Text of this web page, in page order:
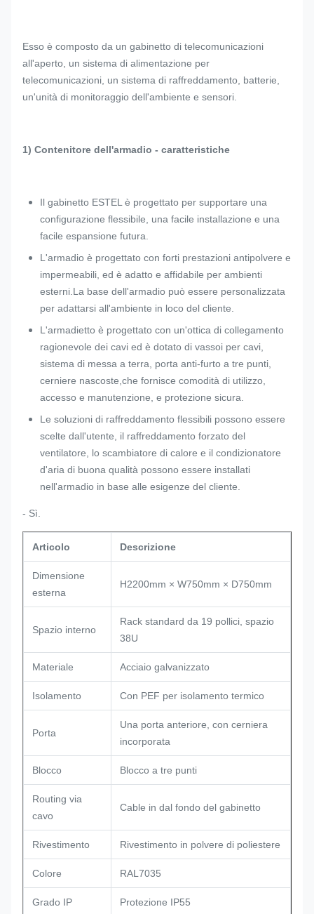
Esso è composto da un gabinetto di telecomunicazioni
all'aperto, un sistema di alimentazione per
telecomunicazioni, un sistema di raffreddamento, batterie,
un'unità di monitoraggio dell'ambiente e sensori.
1) Contenitore dell'armadio - caratteristiche
Il gabinetto ESTEL è progettato per supportare una
configurazione flessibile, una facile installazione e una
facile espansione futura.
L'armadio è progettato con forti prestazioni antipolvere e
impermeabili, ed è adatto e affidabile per ambienti
esterni.La base dell'armadio può essere personalizzata
per adattarsi all'ambiente in loco del cliente.
L'armadietto è progettato con un'ottica di collegamento
ragionevole dei cavi ed è dotato di vassoi per cavi,
sistema di messa a terra, porta anti-furto a tre punti,
cerniere nascoste,che fornisce comodità di utilizzo,
accesso e manutenzione, e protezione sicura.
Le soluzioni di raffreddamento flessibili possono essere
scelte dall'utente, il raffreddamento forzato del
ventilatore, lo scambiatore di calore e il condizionatore
d'aria di buona qualità possono essere installati
nell'armadio in base alle esigenze del cliente.
- Sì.
Articolo Descrizione
Dimensione
esterna
H2200mm × W750mm × D750mm
Spazio interno
Rack standard da 19 pollici, spazio
38U
Materiale Acciaio galvanizzato
Isolamento Con PEF per isolamento termico
Porta
Una porta anteriore, con cerniera
incorporata
Blocco Blocco a tre punti
Routing via
cavo
Cable in dal fondo del gabinetto
Rivestimento Rivestimento in polvere di poliestere
Colore RAL7035
Grado IP Protezione IP55